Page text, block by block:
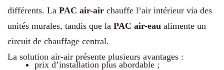
différents. La PAC air-air chauffe l’air intérieur via des
unités murales, tandis que la PAC air-eau alimente un
circuit de chauffage central.
La solution air-air présente plusieurs avantages :
prix d’installation plus abordable ;